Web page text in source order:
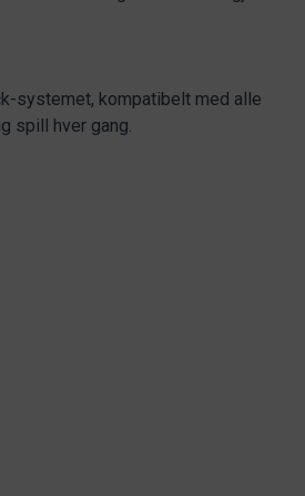
systemet, kompatibelt med alle
spill hver gang.